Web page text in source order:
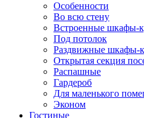
Особенности
Во всю стену
Встроенные шкафы-
Под потолок
Раздвижные шкафы-
Открытая секция
Распашные
Гардероб
Для маленького
Эконом
Гостиные